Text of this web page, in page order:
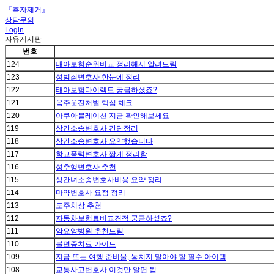
『흑자제거』
상담문의
Login
자유게시판
번호
124
태아보험순위비교 정리해서 알려드림
123
성범죄변호사 한눈에 정리
122
태아보험다이렉트 궁금하셨죠?
121
음주운전처벌 핵심 체크
120
아쿠아블레이션 지금 확인해보세요
119
상간소송변호사 간단정리
118
상간소송변호사 요약했습니다
117
학교폭력변호사 짧게 정리함
116
성추행변호사 추천
115
상간녀소송변호사비용 요약 정리
114
마약변호사 요점 정리
113
도주치상 추천
112
자동차보험료비교견적 궁금하셨죠?
111
암요양병원 추천드림
110
불면증치료 가이드
109
지금 뜨는 여행 준비물, 놓치지 말아야 할 필수 아이템
108
교통사고변호사 이것만 알면 됨